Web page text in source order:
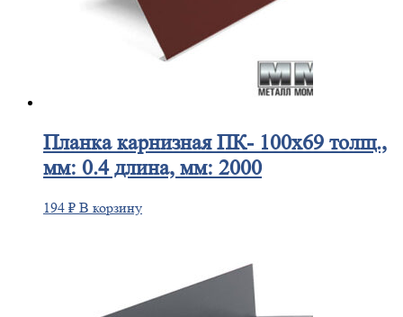
Планкакарнизная ПК- 100х69 толщ.,
мм: 0.4 длина, мм: 2000
194 ₽ В корзину